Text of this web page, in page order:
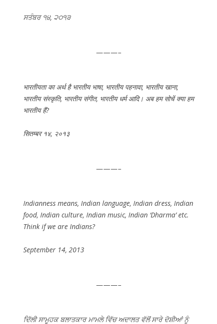
ਸਤੰਬਰ ੧੪, ੨੦੧੩
———–
भारतीयता का अर्थ है भारतीय भाषा, भारतीय पहनावा, भारतीय खाना,
भारतीय संस्कृति, भारतीय संगीत, भारतीय धर्म आदि। अब हम सोचें क्या हम
भारतीय हैं?
सितम्बर १४, २०१३
———–
Indianness means, Indian language, Indian dress, Indian
food, Indian culture, Indian music, Indian ‘Dharma’ etc.
Think if we are Indians?
September 14, 2013
———–
ਦਿੱਲੀ ਸਾਮੂਹਕ ਬਲਾਤਕਾਰ ਮਾਮਲੇ ਵਿੱਚ ਅਦਾਲਤ ਵੱਲੋਂ ਸਾਰੇ ਦੋਸ਼ੀਆਂ ਨੂੰ